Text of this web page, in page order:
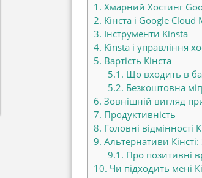
1. Хмарний Хостинг
2. Кінста і Google
3. Інструменти Kinsta
4. Kinsta і управління
5. Вартість Кінста
5.1. Що входить в
5.2. Безкоштовна
6. Зовнішній вигляд
7. Продуктивність
8. Головні відмінності
9. Альтернативи
9.1. Про позитивні
10. Чи підходить мені